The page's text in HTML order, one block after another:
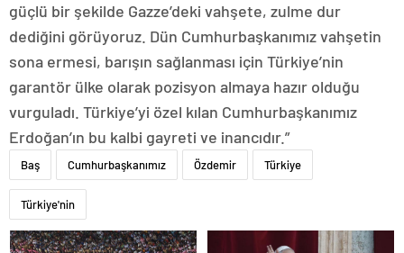
güçlü bir şekilde Gazze’deki vahşete, zulme dur
dediğini görüyoruz. Dün Cumhurbaşkanımız vahşetin
sona ermesi, barışın sağlanması için Türkiye’nin
garantör ülke olarak pozisyon almaya hazır olduğu
vurguladı. Türkiye’yi özel kılan Cumhurbaşkanımız
Erdoğan’ın bu kalbi gayreti ve inancıdır.”
Baş Cumhurbaşkanımız Özdemir Türkiye
Türkiye'nin